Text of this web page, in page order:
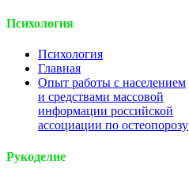
Психология
Психология
Главная
Опыт работы с населением
и средствами массовой
информации российской
ассоциации по остеопорозу
Рукоделие